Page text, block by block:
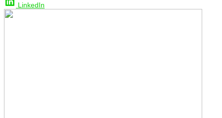
LinkedIn